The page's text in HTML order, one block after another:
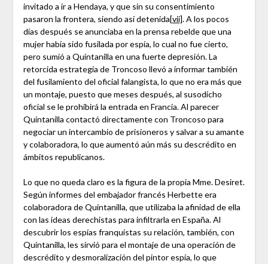
invitado a ir a Hendaya, y que sin su consentimiento
pasaron la frontera, siendo así detenida[vii]. A los pocos
días después se anunciaba en la prensa rebelde que una
mujer había sido fusilada por espía, lo cual no fue cierto,
pero sumió a Quintanilla en una fuerte depresión. La
retorcida estrategia de Troncoso llevó a informar también
del fusilamiento del oficial falangista, lo que no era más que
un montaje, puesto que meses después, al susodicho
oficial se le prohibirá la entrada en Francia. Al parecer
Quintanilla contactó directamente con Troncoso para
negociar un intercambio de prisioneros y salvar a su amante
y colaboradora, lo que aumentó aún más su descrédito en
ámbitos republicanos.
Lo que no queda claro es la figura de la propia Mme. Desiret.
Según informes del embajador francés Herbette era
colaboradora de Quintanilla, que utilizaba la afinidad de ella
con las ideas derechistas para infiltrarla en España. Al
descubrir los espías franquistas su relación, también, con
Quintanilla, les sirvió para el montaje de una operación de
descrédito y desmoralización del pintor espía, lo que